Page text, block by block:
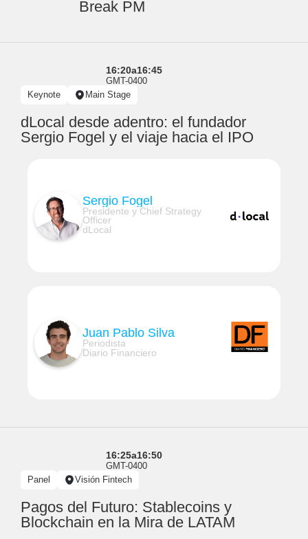
Break PM
16:20a16:45
GMT-0400
Keynote
Main Stage
dLocal desde adentro: el fundador
Sergio Fogel y el viaje hacia el IPO
Sergio Fogel
Presidente y Chief Strategy
Officer
dLocal
Juan Pablo Silva
Periodista
Diario Financiero
16:25a16:50
GMT-0400
Panel
Visión Fintech
Pagos del Futuro: Stablecoins y
Blockchain en la Mira de LATAM